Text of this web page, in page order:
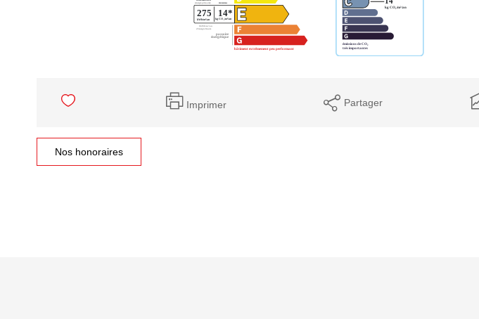
Imprimer Partager
Nos honoraires